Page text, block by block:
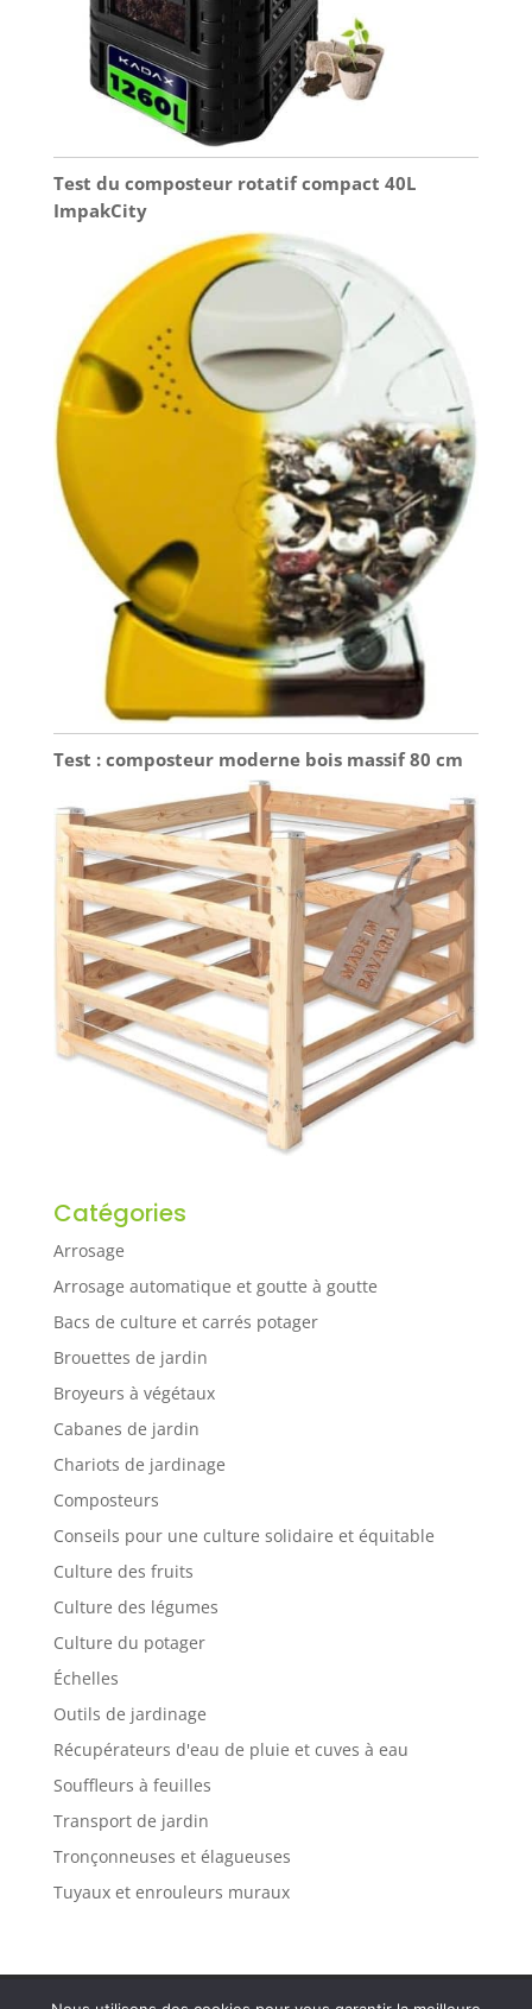
Test du composteur rotatif compact 40L
ImpakCity
Test : composteur moderne bois massif 80 cm
Catégories
Arrosage
Arrosage automatique et goutte à goutte
Bacs de culture et carrés potager
Brouettes de jardin
Broyeurs à végétaux
Cabanes de jardin
Chariots de jardinage
Composteurs
Conseils pour une culture solidaire et équitable
Culture des fruits
Culture des légumes
Culture du potager
Échelles
Outils de jardinage
Récupérateurs d'eau de pluie et cuves à eau
Souffleurs à feuilles
Transport de jardin
Tronçonneuses et élagueuses
Tuyaux et enrouleurs muraux